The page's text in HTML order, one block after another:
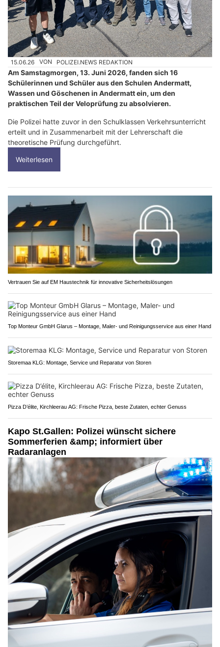
15.06.26 VON POLIZEI.NEWS REDAKTION
Am Samstagmorgen, 13. Juni 2026, fanden sich 16
Schülerinnen und Schüler aus den Schulen Andermatt,
Wassen und Göschenen in Andermatt ein, um den
praktischen Teil der Veloprüfung zu absolvieren.
Die Polizei hatte zuvor in den Schulklassen Verkehrsunterricht
erteilt und in Zusammenarbeit mit der Lehrerschaft die
theoretische Prüfung durchgeführt.
Weiterlesen
Vertrauen Sie auf EM Haustechnik für innovative Sicherheitslösungen
Top Monteur GmbH Glarus – Montage, Maler- und Reinigungsservice aus einer Hand
Storemaa KLG: Montage, Service und Reparatur von Storen
Pizza D’élite, Kirchleerau AG: Frische Pizza, beste Zutaten, echter Genuss
Kapo St.Gallen: Polizei wünscht sichere
Sommerferien &amp; informiert über
Radaranlagen